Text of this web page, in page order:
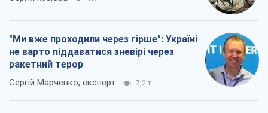
"Ми вже проходили через гірше": Україні
не варто піддаватися зневірі через
ракетний терор
Сергій Марченко, експерт 7,2 т.